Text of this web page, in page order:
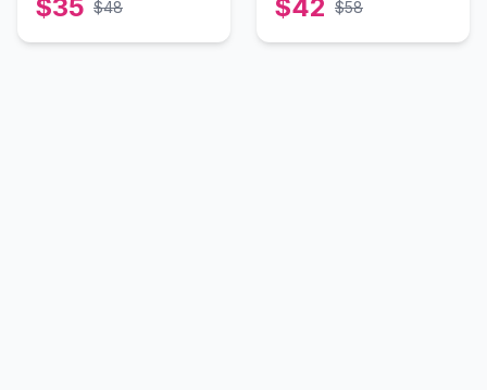
$35 $48 $42 $58